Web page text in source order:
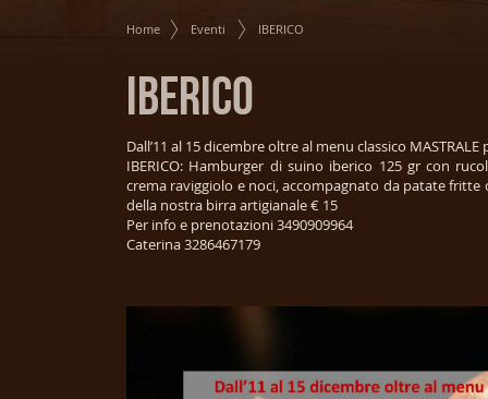
Home Eventi IBERICO
IBERICO
Dall’11 al 15 dicembre oltre al menu classico
IBERICO: Hamburger di suino iberico 125 gr con
crema raviggiolo e noci, accompagnato da patate fritte
della nostra birra artigianale € 15
Per info e prenotazioni 3490909964
Caterina 3286467179